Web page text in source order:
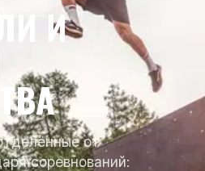
И
от
соревнований: